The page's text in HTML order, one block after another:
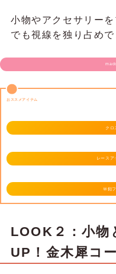
小物やアクセサリー
でも視線を独り占め
おススメアイテム
クロ
レースア
Ｗ釦
LOOK２：小物
UP！金木犀コ